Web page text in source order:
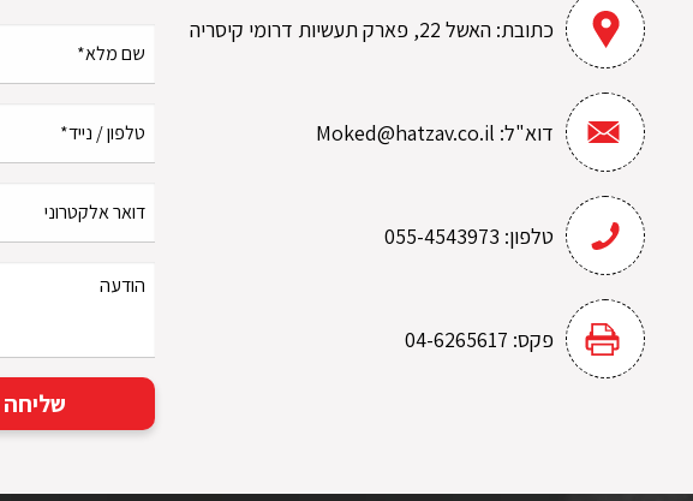
כתובת: האשל 22, פארק תעשיות דרומי קיסריה
דוא"ל: Moked@hatzav.co.il
טלפון: 055-4543973
פקס: 04-6265617